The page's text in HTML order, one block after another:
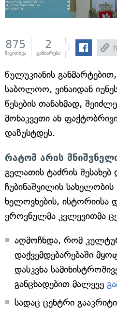
875
წაკითხვა
2
გაზიარება
წულუკიანის
საბოლოო, ვინაიდან
წესების თანახმად,
მონაკვეთი ან
დაზუსტდეს.
რატომ არის
გელათის ტაძრის შესახებ
ჩუბინაშვილის
ხელოვნების, ისტორიისა
ეროვნულმა კვლევითმა
აღმოჩნდა, რომ
დაქვემდებარებაში
დასკვნა
განცხადებით მალევე
სადაც ცენტრი